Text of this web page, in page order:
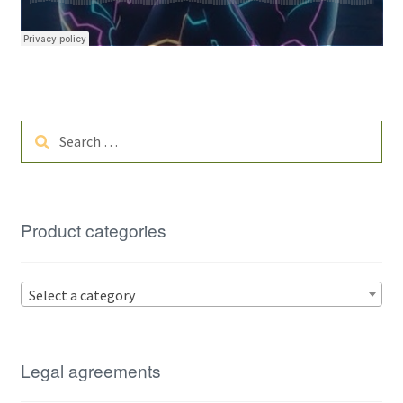
Search
Product categories
Select a category
Legal agreements